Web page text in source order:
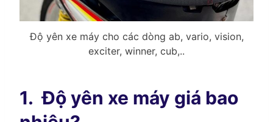
Độ yên xe máy cho các dòng ab, vario, vision,
exciter, winner, cub,..
1.Độ yên xe máy giá bao